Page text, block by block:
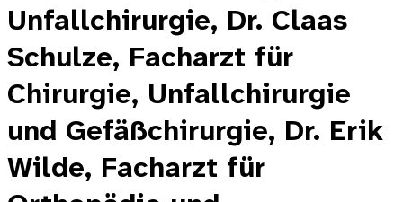
Unfallchirurgie, Dr. Claas
Schulze, Facharzt für
Chirurgie, Unfallchirurgie
und Gefäßchirurgie, Dr. Erik
Wilde, Facharzt für